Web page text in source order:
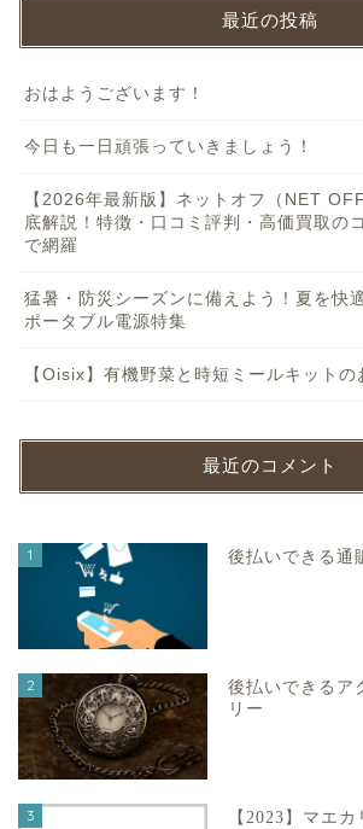
最近の投稿
おはようございます！
今日も一日頑張っていきましょう！
【2026年最新版】ネットオフ（NET
底解説！特徴・口コミ評判・高価買取の
で網羅
猛暑・防災シーズンに備えよう！夏を快
ポータブル電源特集
【Oisix】有機野菜と時短ミールキットの
最近のコメント
1 後払いできる通
2
後払いできるア
リー
3
【2023】マエ